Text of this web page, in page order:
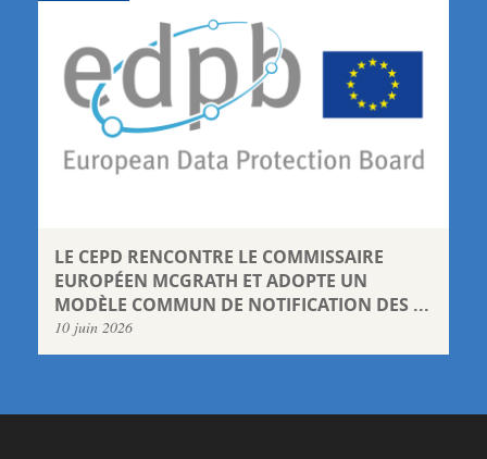
LE CEPD RENCONTRE LE COMMISSAIRE
EUROPÉEN MCGRATH ET ADOPTE UN
MODÈLE COMMUN DE NOTIFICATION DES ...
10 juin 2026